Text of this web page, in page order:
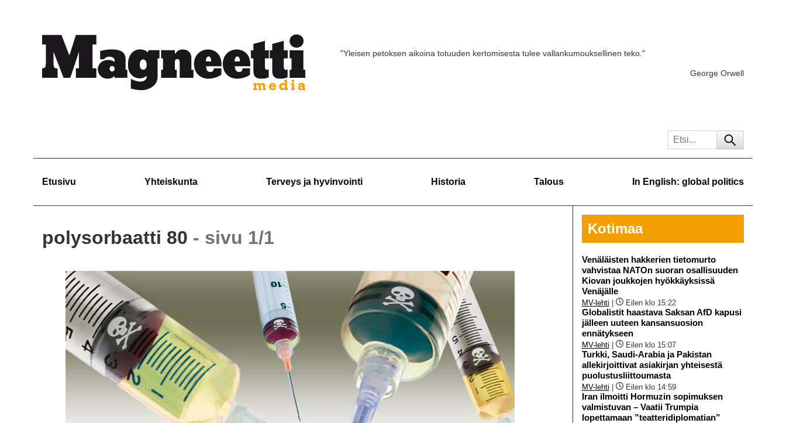
"Yleisen petoksen aikoina totuuden kertomisesta tulee vallankumouksellinen teko."
George Orwell
Etusivu Yhteiskunta Terveys ja hyvinvointi Historia Talous In English: global politics
polysorbaatti 80 - sivu 1/1 Kotimaa
Venäläisten hakkerien tietomurto
vahvistaa NATOn suoran osallisuuden
Kiovan joukkojen hyökkäyksissä
Venäjälle
MV-lehti Eilen klo 15:22
Globalistit haastava Saksan AfD kapusi
jälleen uuteen kansansuosion
ennätykseen
MV-lehti Eilen klo 15:07
Turkki, Saudi-Arabia ja Pakistan
allekirjoittivat asiakirjan yhteisestä
puolustusliittoumasta
MV-lehti Eilen klo 14:59
Iran ilmoitti Hormuzin sopimuksen
valmistuvan – Vaatii Trumpia
lopettamaan ”teatteridiplomatian”